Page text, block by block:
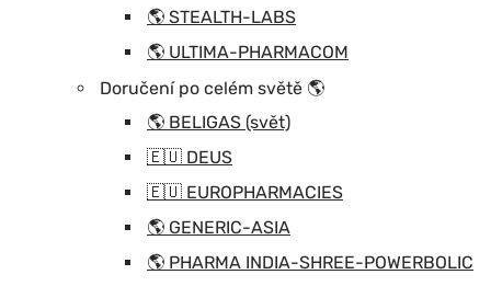
🌎 STEALTH-LABS
🌎 ULTIMA-PHARMACOM
Doručení po celém světě 🌎
🌎 BELIGAS (svět)
🇪🇺 DEUS
🇪🇺 EUROPHARMACIES
🌎 GENERIC-ASIA
🌎 PHARMA INDIA-SHREE-POWERBOLIC